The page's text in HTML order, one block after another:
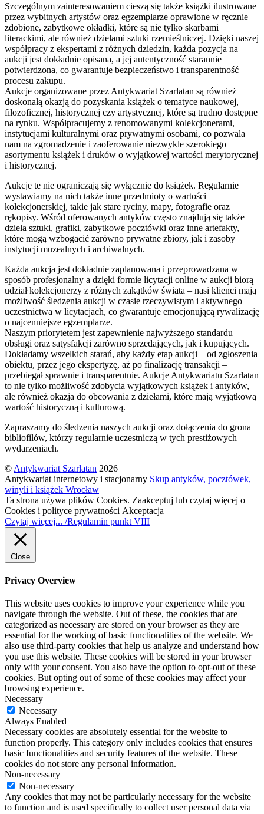
Szczególnym zainteresowaniem cieszą się także książki ilustrowane
przez wybitnych artystów oraz egzemplarze oprawione w ręcznie
zdobione, zabytkowe okładki, które są nie tylko skarbami
literackimi, ale również dziełami sztuki rzemieślniczej. Dzięki naszej
współpracy z ekspertami z różnych dziedzin, każda pozycja na
aukcji jest dokładnie opisana, a jej autentyczność starannie
potwierdzona, co gwarantuje bezpieczeństwo i transparentność
procesu zakupu.
Aukcje organizowane przez Antykwariat Szarlatan są również
doskonałą okazją do pozyskania książek o tematyce naukowej,
filozoficznej, historycznej czy artystycznej, które są trudno dostępne
na rynku. Współpracujemy z renomowanymi kolekcjonerami,
instytucjami kulturalnymi oraz prywatnymi osobami, co pozwala
nam na zgromadzenie i zaoferowanie niezwykle szerokiego
asortymentu książek i druków o wyjątkowej wartości merytorycznej
i historycznej.
Aukcje te nie ograniczają się wyłącznie do książek. Regularnie
wystawiamy na nich także inne przedmioty o wartości
kolekcjonerskiej, takie jak stare ryciny, mapy, fotografie oraz
rękopisy. Wśród oferowanych antyków często znajdują się także
dzieła sztuki, grafiki, zabytkowe pocztówki oraz inne artefakty,
które mogą wzbogacić zarówno prywatne zbiory, jak i zasoby
instytucji muzealnych i archiwalnych.
Każda aukcja jest dokładnie zaplanowana i przeprowadzana w
sposób profesjonalny a dzięki formie licytacji online w aukcji biorą
udział kolekcjonerzy z różnych zakątków świata – nasi klienci mają
możliwość śledzenia aukcji w czasie rzeczywistym i aktywnego
uczestnictwa w licytacjach, co gwarantuje emocjonującą rywalizację
o najcenniejsze egzemplarze.
Naszym priorytetem jest zapewnienie najwyższego standardu
obsługi oraz satysfakcji zarówno sprzedających, jak i kupujących.
Dokładamy wszelkich starań, aby każdy etap aukcji – od zgłoszenia
obiektu, przez jego ekspertyzę, aż po finalizację transakcji –
przebiegał sprawnie i transparentnie. Aukcje Antykwariatu Szarlatan
to nie tylko możliwość zdobycia wyjątkowych książek i antyków,
ale również okazja do obcowania z dziełami, które mają wyjątkową
wartość historyczną i kulturową.
Zapraszamy do śledzenia naszych aukcji oraz dołączenia do grona
bibliofilów, którzy regularnie uczestniczą w tych prestiżowych
wydarzeniach.
© Antykwariat Szarlatan 2026
Antykwariat internetowy i stacjonarny Skup antyków, pocztówek,
winyli i książek Wrocław
Ta strona używa plików Cookies. Zaakceptuj lub czytaj więcej o
Cookies i polityce prywatności Akceptacja
Czytaj więcej... /Regulamin punkt VIII
Close
Privacy Overview
This website uses cookies to improve your experience while you
navigate through the website. Out of these, the cookies that are
categorized as necessary are stored on your browser as they are
essential for the working of basic functionalities of the website. We
also use third-party cookies that help us analyze and understand how
you use this website. These cookies will be stored in your browser
only with your consent. You also have the option to opt-out of these
cookies. But opting out of some of these cookies may affect your
browsing experience.
Necessary
Necessary
Always Enabled
Necessary cookies are absolutely essential for the website to
function properly. This category only includes cookies that ensures
basic functionalities and security features of the website. These
cookies do not store any personal information.
Non-necessary
Non-necessary
Any cookies that may not be particularly necessary for the website
to function and is used specifically to collect user personal data via